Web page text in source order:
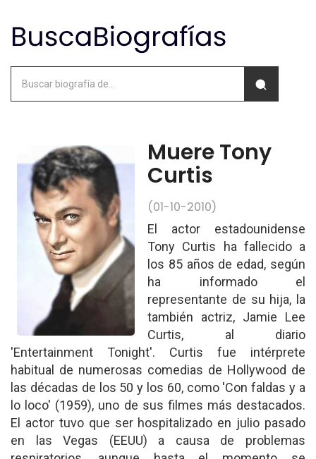
Muere Tony
Curtis
(01-10-2010)
El actor estadounidense
Tony Curtis ha fallecido a
los 85 años de edad, según
ha informado el
representante de su hija, la
también actriz, Jamie Lee
Curtis, al diario
'Entertainment Tonight'. Curtis fue intérprete
habitual de numerosas comedias de Hollywood de
las décadas de los 50 y los 60, como 'Con faldas y a
lo loco' (1959), uno de sus filmes más destacados.
El actor tuvo que ser hospitalizado en julio pasado
en las Vegas (EEUU) a causa de problemas